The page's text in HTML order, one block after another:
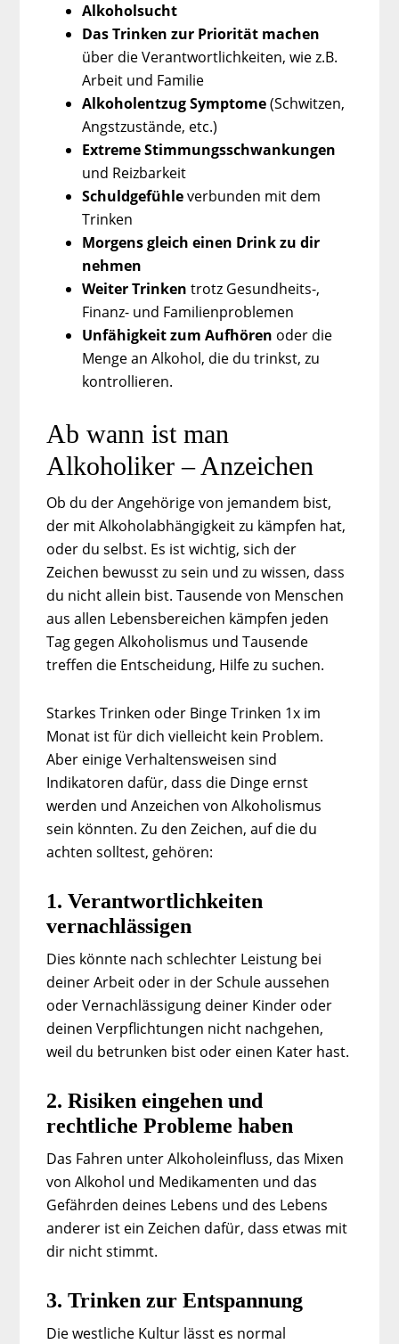
Alkoholsucht
Das Trinken zur Priorität machen
über die Verantwortlichkeiten, wie z.B.
Arbeit und Familie
Alkoholentzug Symptome(Schwitzen,
Angstzustände, etc.)
Extreme Stimmungsschwankungen
und Reizbarkeit
Schuldgefühleverbunden mit dem
Trinken
Morgens gleich einen Drink zu dir
nehmen
Weiter Trinkentrotz Gesundheits-,
Finanz- und Familienproblemen
Unfähigkeit zum Aufhören oder die
Menge an Alkohol, die du trinkst, zu
kontrollieren.
Ab wann ist man
Alkoholiker – Anzeichen
Ob du der Angehörige von jemandem bist,
der mit Alkoholabhängigkeit zu kämpfen hat,
oder du selbst. Es ist wichtig, sich der
Zeichen bewusst zu sein und zu wissen, dass
du nicht allein bist. Tausende von Menschen
aus allen Lebensbereichen kämpfen jeden
Tag gegen Alkoholismus und Tausende
treffen die Entscheidung, Hilfe zu suchen.
Starkes Trinken oder Binge Trinken 1x im
Monat ist für dich vielleicht kein Problem.
Aber einige Verhaltensweisen sind
Indikatoren dafür, dass die Dinge ernst
werden und Anzeichen von Alkoholismus
sein könnten. Zu den Zeichen, auf die du
achten solltest, gehören:
1. Verantwortlichkeiten
vernachlässigen
Dies könnte nach schlechter Leistung bei
deiner Arbeit oder in der Schule aussehen
oder Vernachlässigung deiner Kinder oder
deinen Verpflichtungen nicht nachgehen,
weil du betrunken bist oder einen Kater hast.
2. Risiken eingehen und
rechtliche Probleme haben
Das Fahren unter Alkoholeinfluss, das Mixen
von Alkohol und Medikamenten und das
Gefährden deines Lebens und des Lebens
anderer ist ein Zeichen dafür, dass etwas mit
dir nicht stimmt.
3. Trinken zur Entspannung
Die westliche Kultur lässt es normal